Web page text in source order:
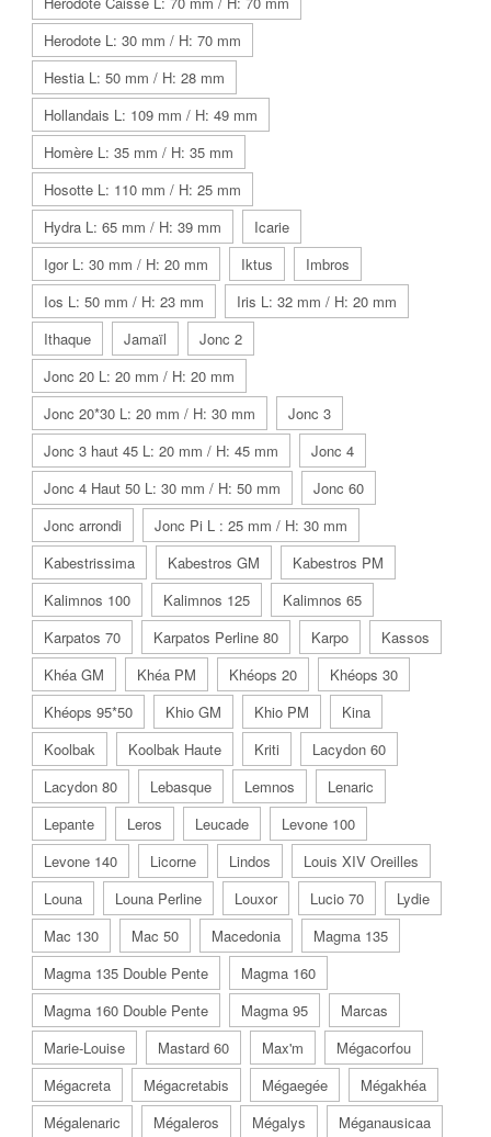
Herodote L: 30 mm / H: 70 mm
Hestia L: 50 mm / H: 28 mm
Hollandais L: 109 mm / H: 49 mm
Homère L: 35 mm / H: 35 mm
Hosotte L: 110 mm / H: 25 mm
Hydra L: 65 mm / H: 39 mm
Icarie
Igor L: 30 mm / H: 20 mm
Iktus
Imbros
Ios L: 50 mm / H: 23 mm
Iris L: 32 mm / H: 20 mm
Ithaque
Jamaïl
Jonc 2
Jonc 20 L: 20 mm / H: 20 mm
Jonc 20*30 L: 20 mm / H: 30 mm
Jonc 3
Jonc 3 haut 45 L: 20 mm / H: 45 mm
Jonc 4
Jonc 4 Haut 50 L: 30 mm / H: 50 mm
Jonc 60
Jonc arrondi
Jonc Pi L : 25 mm / H: 30 mm
Kabestrissima
Kabestros GM
Kabestros PM
Kalimnos 100
Kalimnos 125
Kalimnos 65
Karpatos 70
Karpatos Perline 80 Karpo
Kassos
Khéa GM
Khéa PM Khéops 20
Khéops 30
Khéops 95*50
Khio GM Khio PM
Kina
Koolbak
Koolbak Haute Kriti
Lacydon 60
Lacydon 80
Lebasque Lemnos
Lenaric
Lepante
Leros Leucade
Levone 100
Levone 140
Licorne Lindos
Louis XIV Oreilles
Louna
Louna Perline Louxor Lucio 70
Lydie
Mac 130
Mac 50 Macedonia
Magma 135
Magma 135 Double Pente
Magma 160
Magma 160 Double Pente
Magma 95
Marcas
Marie-Louise
Mastard 60 Max'm
Mégacorfou
Mégacreta
Mégacretabis Mégaegée
Mégakhéa
Mégalenaric
Mégaleros Mégalys
Méganausicaa